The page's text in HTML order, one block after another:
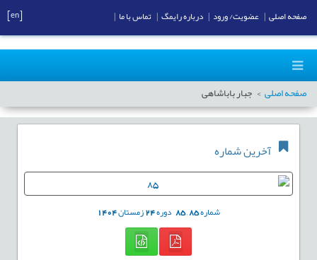
صفحه اصلی جبار باباشاهی
آخرین شماره
شماره85
,
85 دوره24زمستان1404
صفحه اصلی عضویت/ ورود درباره رایمگ تماس با ما